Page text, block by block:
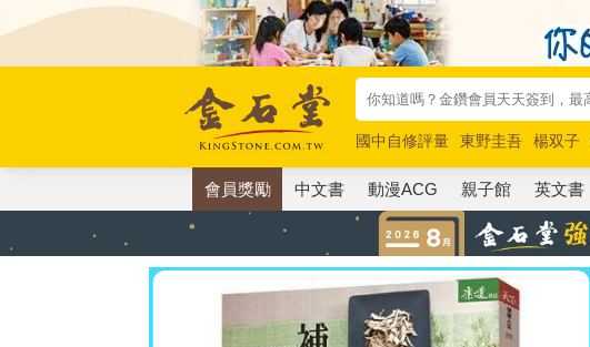
國中自修評量 東野圭吾 楊双子
唯紅花綻放
奧德賽 路邊攤新作
會員獎勵 中文書 動漫ACG 親子館 英文書